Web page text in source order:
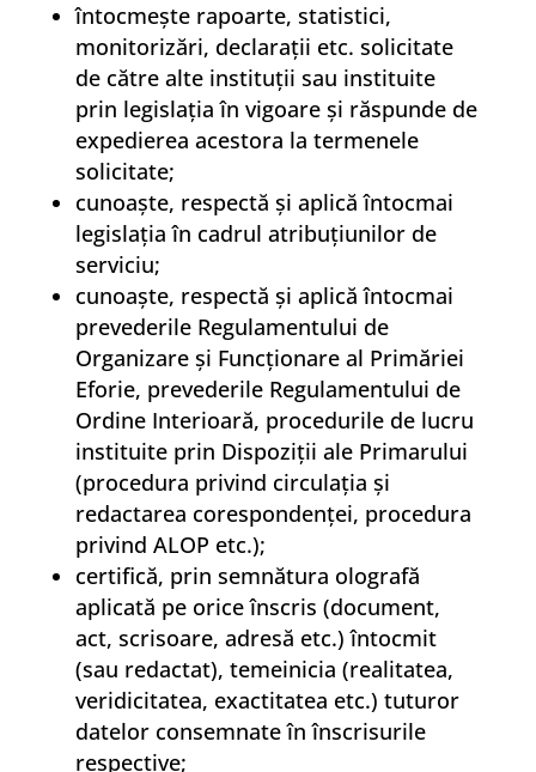
întocmeşte rapoarte, statistici,
monitorizări, declaraţii etc. solicitate
de către alte instituţii sau instituite
prin legislaţia în vigoare şi răspunde de
expedierea acestora la termenele
solicitate;
cunoaşte, respectă şi aplică întocmai
legislaţia în cadrul atribuţiunilor de
serviciu;
cunoaşte, respectă şi aplică întocmai
prevederile Regulamentului de
Organizare şi Funcţionare al Primăriei
Eforie, prevederile Regulamentului de
Ordine Interioară, procedurile de lucru
instituite prin Dispoziţii ale Primarului
(procedura privind circulaţia şi
redactarea corespondenţei, procedura
privind ALOP etc.);
certifică, prin semnătura olografă
aplicată pe orice înscris (document,
act, scrisoare, adresă etc.) întocmit
(sau redactat), temeinicia (realitatea,
veridicitatea, exactitatea etc.) tuturor
datelor consemnate în înscrisurile
respective;